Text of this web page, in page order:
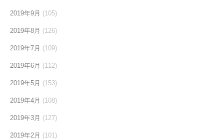
2019年9月 (105)
2019年8月 (126)
2019年7月 (109)
2019年6月 (112)
2019年5月 (153)
2019年4月 (108)
2019年3月 (127)
2019年2月 (101)